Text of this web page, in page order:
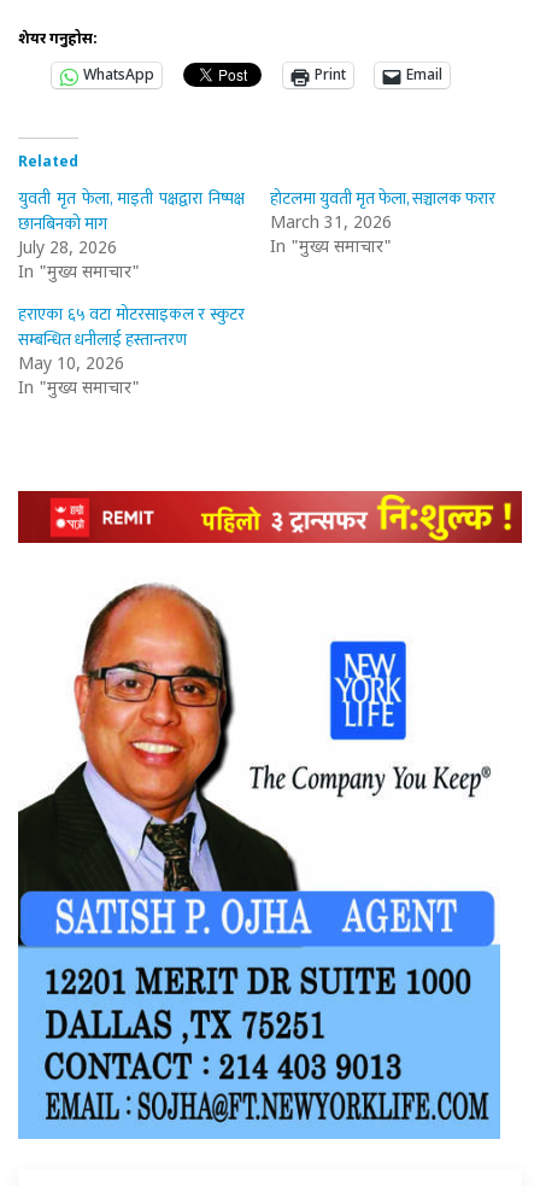
शेयर गर्नुहोस:
WhatsApp
Print Email
Related
युवती मृत फेला, माइती पक्षद्वारा निष्पक्ष
छानबिनको माग
July 28, 2026
In "मुख्य समाचार"
होटलमा युवती मृत फेला, सञ्चालक फरार
March 31, 2026
In "मुख्य समाचार"
हराएका ६५ वटा मोटरसाइकल र स्कुटर
सम्बन्धित धनीलाई हस्तान्तरण
May 10, 2026
In "मुख्य समाचार"